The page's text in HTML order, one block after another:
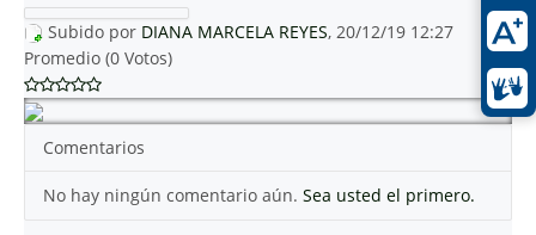
Subido por DIANA MARCELA REYES, 20/12/19 12:27
Promedio (0 Votos)
Comentarios
No hay ningún comentario aún. Sea usted el primero.